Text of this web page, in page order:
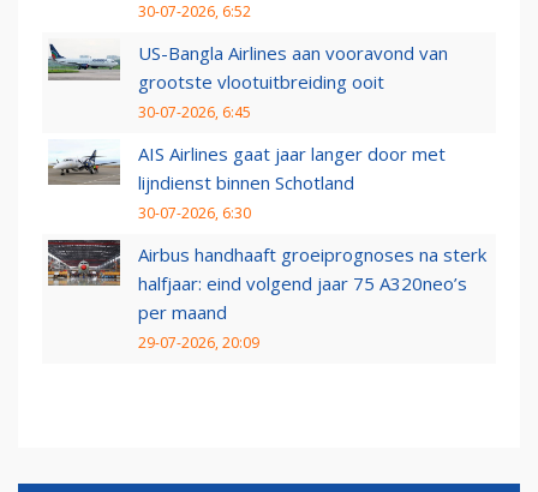
30-07-2026, 6:52
US-Bangla Airlines aan vooravond van
grootste vlootuitbreiding ooit
30-07-2026, 6:45
AIS Airlines gaat jaar langer door met
lijndienst binnen Schotland
30-07-2026, 6:30
Airbus handhaaft groeiprognoses na sterk
halfjaar: eind volgend jaar 75 A320neo’s
per maand
29-07-2026, 20:09